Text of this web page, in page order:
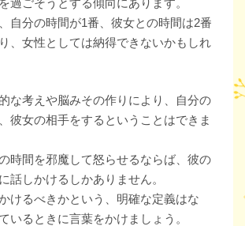
過ごそうとする傾向にあります。
自分の時間が1番、彼女との時間は2番
、女性としては納得できないかもしれ
な考えや脳みその作りにより、自分の
彼女の相手をするということはできま
時間を邪魔して怒らせるならば、彼の
話しかけるしかありません。
けるべきかという、明確な定義はな
いるときに言葉をかけましょう。